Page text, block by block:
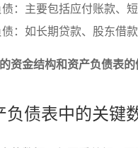
：主要包括应付账款、
：如长期贷款、股东借
资金结构和资产负债表
负债表中的关键